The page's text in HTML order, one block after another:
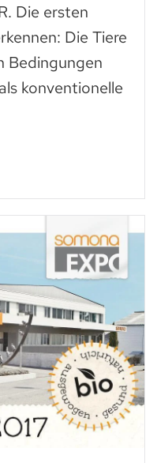
Die ersten
Die Tiere
Bedingungen
konventionelle